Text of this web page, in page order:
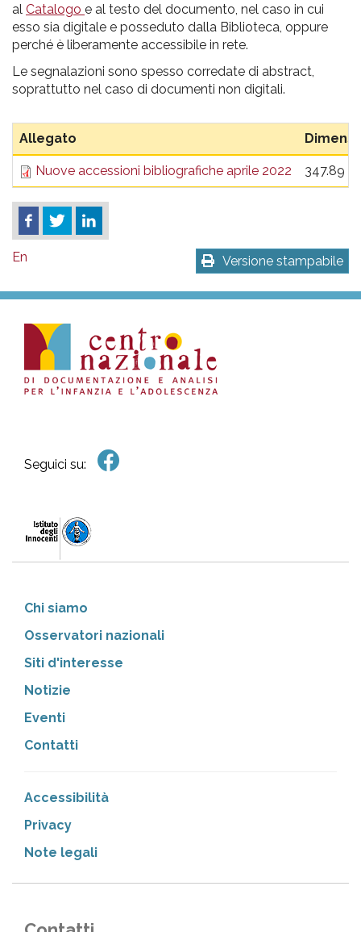
al Catalogo e al testo del documento, nel caso in cui
esso sia digitale e posseduto dalla Biblioteca, oppure
perché è liberamente accessibile in rete.
Le segnalazioni sono spesso corredate di abstract,
soprattutto nel caso di documenti non digitali.
Allegato
Nuove accessioni bibliografiche aprile 2022 347.89
Versione stampabile
En
Seguici su:
Chi siamo
Osservatori nazionali
Siti d'interesse
Notizie
Eventi
Contatti
Accessibilità
Privacy
Note legali